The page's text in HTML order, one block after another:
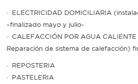
SUBE
· ELECTRICIDAD DOMICILIARIA
–finalizado mayo y julio-
· CALEFACCIÓN POR AGUA
Reparación de sistema de calefacción)
· REPOSTERIA
· PASTELERIA